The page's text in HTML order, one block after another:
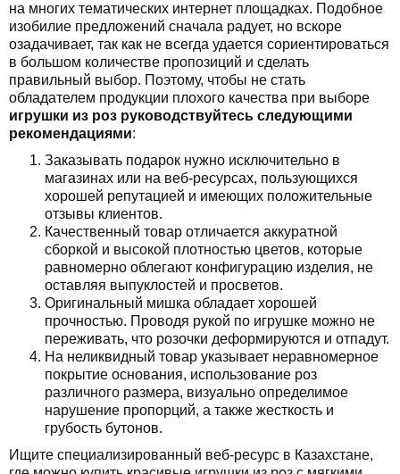
на многих тематических интернет площадках. Подобное
изобилие предложений сначала радует, но вскоре
озадачивает, так как не всегда удается сориентироваться
в большом количестве пропозиций и сделать
правильный выбор. Поэтому, чтобы не стать
обладателем продукции плохого качества при выборе
игрушки из роз руководствуйтесь следующими
рекомендациями:
Заказывать подарок нужно исключительно в
магазинах или на веб-ресурсах, пользующихся
хорошей репутацией и имеющих положительные
отзывы клиентов.
Качественный товар отличается аккуратной
сборкой и высокой плотностью цветов, которые
равномерно облегают конфигурацию изделия, не
оставляя выпуклостей и просветов.
Оригинальный мишка обладает хорошей
прочностью. Проводя рукой по игрушке можно не
переживать, что розочки деформируются и отпадут.
На неликвидный товар указывает неравномерное
покрытие основания, использование роз
различного размера, визуально определимое
нарушение пропорций, а также жесткость и
грубость бутонов.
Ищите специализированный веб-ресурс в Казахстане,